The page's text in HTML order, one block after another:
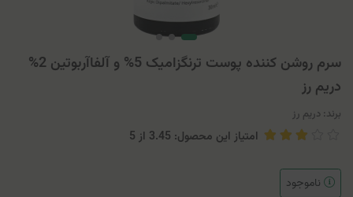
سرم روشن کننده پوست ترنگزامیک 5% و آلفاآربوتین 2%
دریم رز
برند: دریم رز
امتیاز این محصول: 3.45 از 5
ناموجود